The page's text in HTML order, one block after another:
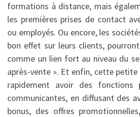
formations à distance, mais
les premières prises de contact
ou employés. Ou encore, les
bon effet sur leurs clients,
comme un lien fort au niveau du
après-vente ». Et enfin, cette
rapidement avoir des fonctions
communicantes, en diffusant des
bonus, des offres